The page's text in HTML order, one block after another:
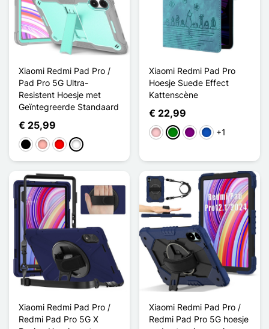
Xiaomi Redmi Pad Pro /
Pad Pro 5G Ultra-
Resistent Hoesje met
Geïntegreerde Standaard
€ 25,99
ZwartRose Goud
Rouge Noir
Vert Menthe Gris
Xiaomi Redmi Pad Pro
Hoesje Suede Effect
Kattenscène
€ 22,99
RozeGroenPurperSaphir
+1
Xiaomi Redmi Pad Pro /
Redmi Pad Pro 5G X
Xiaomi Redmi Pad Pro /
Redmi Pad Pro 5G hoesje